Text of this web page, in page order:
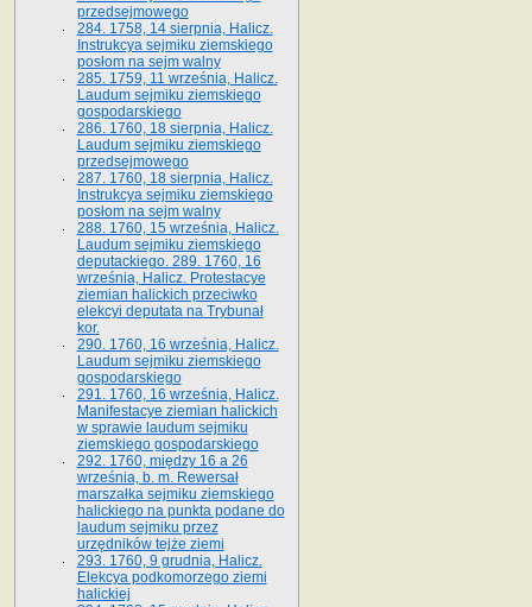
przedsejmowego
284. 1758, 14 sierpnia, Halicz.
Instrukcya sejmiku ziemskiego
posłom na sejm walny
285. 1759, 11 września, Halicz.
Laudum sejmiku ziemskiego
gospodarskiego
286. 1760, 18 sierpnia, Halicz.
Laudum sejmiku ziemskiego
przedsejmowego
287. 1760, 18 sierpnia, Halicz.
Instrukcya sejmiku ziemskiego
posłom na sejm walny
288. 1760, 15 września, Halicz.
Laudum sejmiku ziemskiego
deputackiego. 289. 1760, 16
września, Halicz. Protestacye
ziemian halickich przeciwko
elekcyi deputata na Trybunał
kor.
290. 1760, 16 września, Halicz.
Laudum sejmiku ziemskiego
gospodarskiego
291. 1760, 16 września, Halicz.
Manifestacye ziemian halickich
w sprawie laudum sejmiku
ziemskiego gospodarskiego
292. 1760, między 16 a 26
września, b. m. Rewersał
marszałka sejmiku ziemskiego
halickiego na punkta podane do
laudum sejmiku przez
urzędników tejże ziemi
293. 1760, 9 grudnia, Halicz.
Elekcya podkomorzego ziemi
halickiej